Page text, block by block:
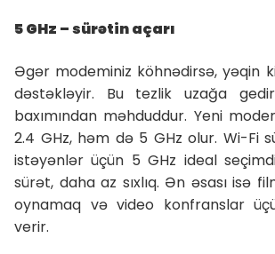
5 GHz – sürətin açarı
Əgər modeminiz köhnədirsə, yəqin
dəstəkləyir. Bu tezlik uzağa
baxımından məhduddur. Yeni
2.4 GHz, həm də 5 GHz olur. Wi-Fi
istəyənlər üçün 5 GHz ideal
sürət, daha az sıxlıq. Ən əsası isə
oynamaq və video konfranslar
verir.